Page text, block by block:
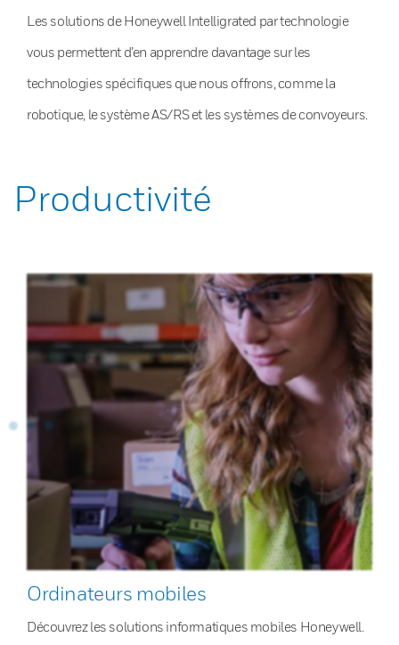
Les solutions de Honeywell Intelligrated par technologie
vous permettent d’en apprendre davantage sur les
technologies spécifiques que nous offrons, comme la
robotique, le système AS/RS et les systèmes de convoyeurs.
Productivité
Ordinateurs mobiles
Découvrez les solutions informatiques mobiles Honeywell.